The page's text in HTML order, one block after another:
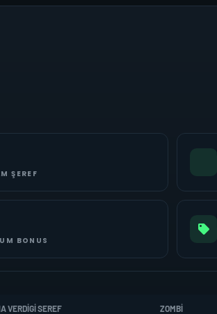
ŞEREF
BONUS
VERDIGI SEREF ZOMBI